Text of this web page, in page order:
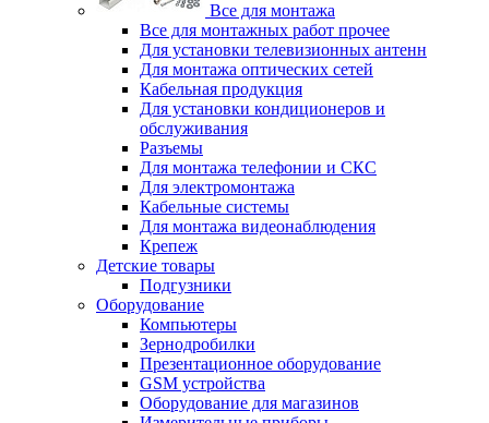
Все для монтажа
Все для монтажных работ прочее
Для установки телевизионных антенн
Для монтажа оптических сетей
Кабельная продукция
Для установки кондиционеров и
обслуживания
Разъемы
Для монтажа телефонии и СКС
Для электромонтажа
Кабельные системы
Для монтажа видеонаблюдения
Крепеж
Детские товары
Подгузники
Оборудование
Компьютеры
Зернодробилки
Презентационное оборудование
GSM устройства
Оборудование для магазинов